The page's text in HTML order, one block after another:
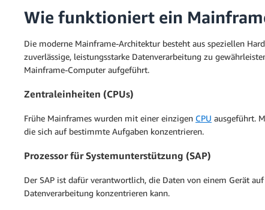
Wie funktioniert ein
Die moderne Mainframe-Architektur besteht aus speziellen
zuverlässige, leistungsstarke Datenverarbeitung zu
Mainframe-Computer aufgeführt.
Zentraleinheiten (CPUs)
Frühe Mainframes wurden mit einer einzigen CPU ausgeführt.
die sich auf bestimmte Aufgaben konzentrieren.
Prozessor für Systemunterstützung (SAP)
Der SAP ist dafür verantwortlich, die Daten von einem Gerät
Datenverarbeitung konzentrieren kann.